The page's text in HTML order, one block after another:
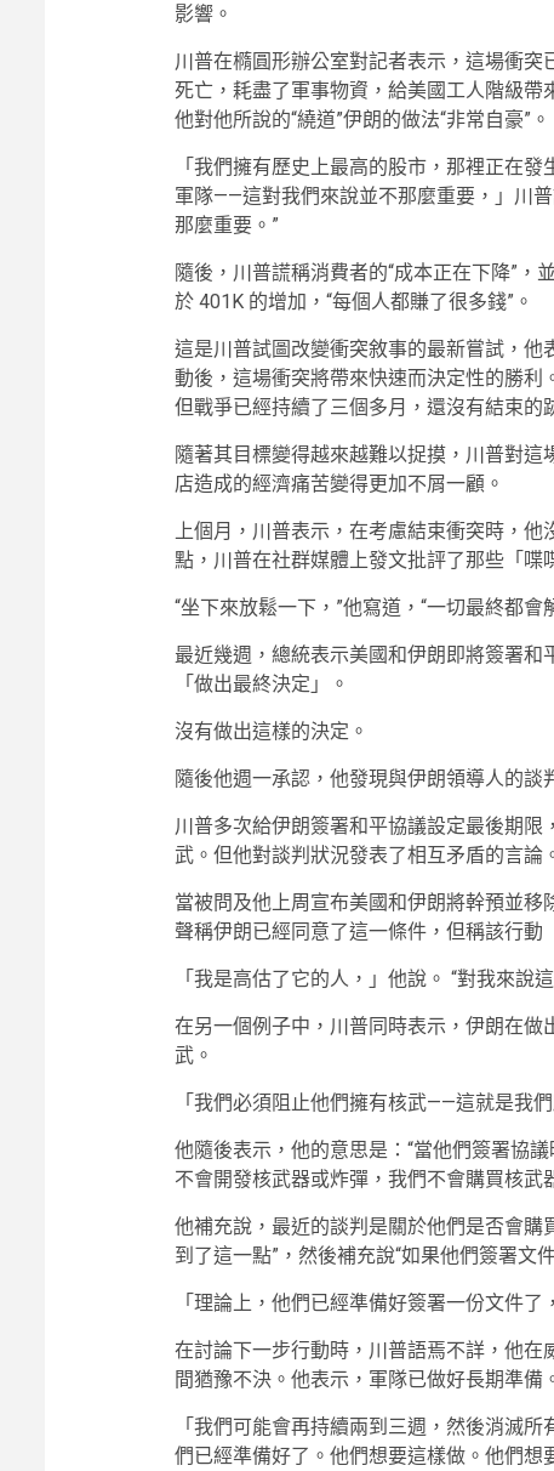
影響。
川普在橢圓形辦公室對記者表示，這場衝
死亡，耗盡了軍事物資，給美國工人階級
他對他所說的“繞道”伊朗的做法“非常自豪”。
「我們擁有歷史上最高的股市，那裡正在
軍隊——這對我們來說並不那麼重要，」川
那麼重要。”
隨後，川普謊稱消費者的“成本正在下降”，
於 401K 的增加，“每個人都賺了很多錢”。
這是川普試圖改變衝突敘事的最新嘗試，
動後，這場衝突將帶來快速而決定性的勝利
但戰爭已經持續了三個多月，還沒有結束的
隨著其目標變得越來越難以捉摸，川普對
店造成的經濟痛苦變得更加不屑一顧。
上個月，川普表示，在考慮結束衝突時，
點，川普在社群媒體上發文批評了那些「喋
“坐下來放鬆一下，”他寫道，“一切最終都
最近幾週，總統表示美國和伊朗即將簽署
「做出最終決定」。
沒有做出這樣的決定。
隨後他週一承認，他發現與伊朗領導人的談
川普多次給伊朗簽署和平協議設定最後期
武。但他對談判狀況發表了相互矛盾的言論
當被問及他上周宣布美國和伊朗將幹預並
聲稱伊朗已經同意了這一條件，但稱該行動
「我是高估了它的人，」他說。 “對我來說
在另一個例子中，川普同時表示，伊朗在
武。
「我們必須阻止他們擁有核武——這就是我
他隨後表示，他的意思是：“當他們簽署協
不會開發核武器或炸彈，我們不會購買核武
他補充說，最近的談判是關於他們是否會購
到了這一點”，然後補充說“如果他們簽署文件
「理論上，他們已經準備好簽署一份文件
在討論下一步行動時，川普語焉不詳，他
間猶豫不決。他表示，軍隊已做好長期準備
「我們可能會再持續兩到三週，然後消滅
們已經準備好了。他們想要這樣做。他們